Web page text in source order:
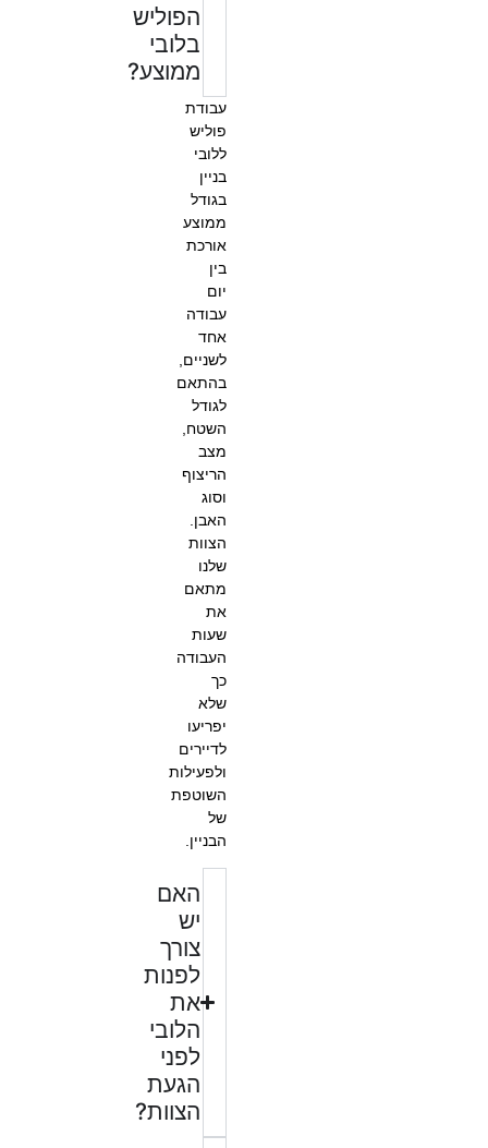
הפוליש
בלובי
ממוצע?
עבודת
פוליש
ללובי
בניין
בגודל
ממוצע
אורכת
בין
יום
עבודה
אחד
לשניים,
בהתאם
לגודל
השטח,
מצב
הריצוף
וסוג
האבן.
הצוות
שלנו
מתאם
את
שעות
העבודה
כך
שלא
יפריעו
לדיירים
ולפעילות
השוטפת
של
הבניין.
האם
יש
צורך
לפנות
את
הלובי
לפני
הגעת
הצוות?